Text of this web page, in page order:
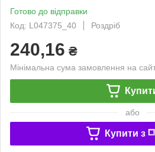
Готово до відправки
Код: L047375_40
Роздріб
240,16 ₴
Мінімальна сума замовлення на
або
Купити з